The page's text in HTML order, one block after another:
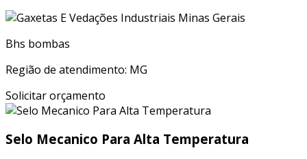
Bhs bombas
Região de atendimento: MG
Solicitar orçamento
Selo Mecanico Para Alta Temperatura